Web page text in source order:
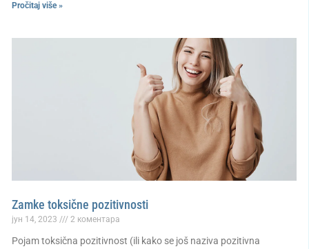
Pročitaj više »
Zamke toksične pozitivnosti
јун 14, 2023 2 коментара
Pojam toksična pozitivnost (ili kako se još naziva pozitivna